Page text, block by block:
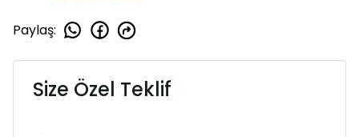
Paylaş:
Size Özel Teklif